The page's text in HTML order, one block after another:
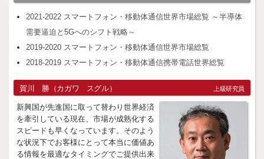
2021-2022 スマートフォン・移動体通信世界市場総覧 ～半導体
需要逼迫と5Gへのシフト戦略～
2019-2020 スマートフォン・移動体通信世界市場総覧
2018-2019 スマートフォン・移動体通信携帯電話世界総覧
賀川 勝（カガワ スグル） 上級研究員
新興国が先進国に取って替わり世界経済
を牽引している現在、市場が成熟化する
スピードも早くなっています。そのよう
な状況下でお客様にとって本当に価値あ
る情報を最適なタイミングでご提供出来